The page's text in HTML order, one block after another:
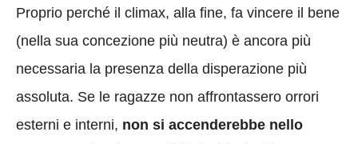
Proprio perché il climax, alla fine, fa vincere il bene
(nella sua concezione più neutra) è ancora più
necessaria la presenza della disperazione più
assoluta. Se le ragazze non affrontassero orrori
esterni e interni, non si accenderebbe nello